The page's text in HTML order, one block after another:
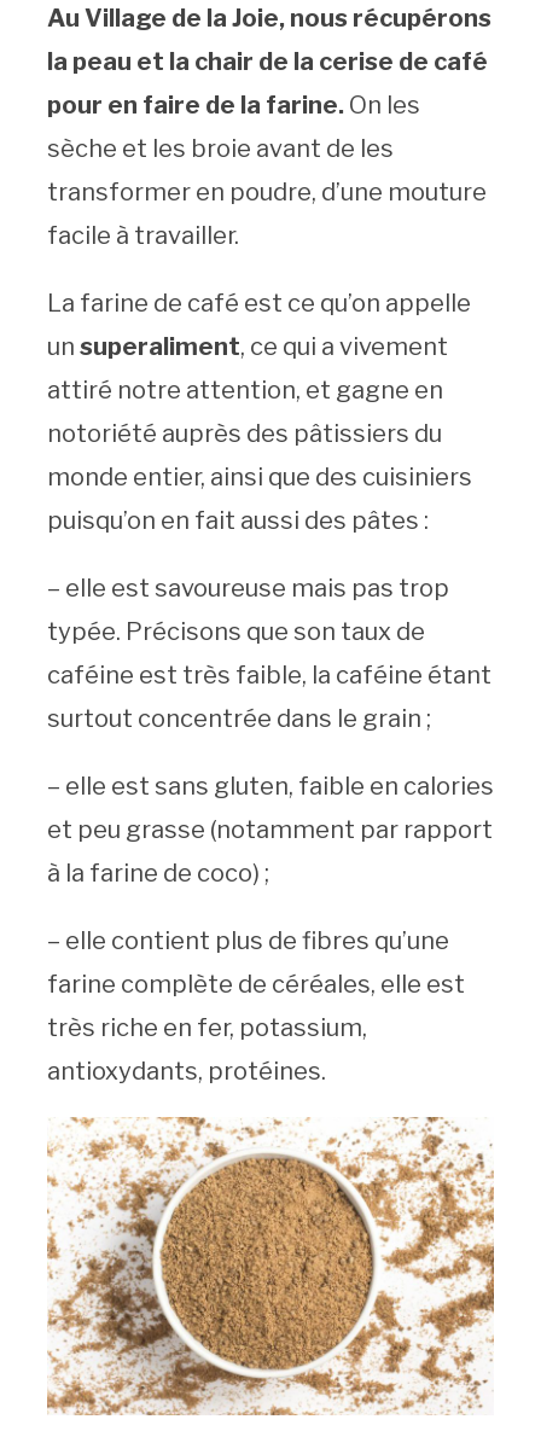
Au Village de la Joie, nous récupérons
la peau et la chair de la cerise de café
pour en faire de la farine.On les
sèche et les broie avant de les
transformer en poudre, d’une mouture
facile à travailler.
La farine de café est ce qu’on appelle
un superaliment, ce qui a vivement
attiré notre attention, et gagne en
notoriété auprès des pâtissiers du
monde entier, ainsi que des cuisiniers
puisqu’on en fait aussi des pâtes :
– elle est savoureuse mais pas trop
typée. Précisons que son taux de
caféine est très faible, la caféine étant
surtout concentrée dans le grain ;
– elle est sans gluten, faible en calories
et peu grasse (notamment par rapport
à la farine de coco) ;
– elle contient plus de fibres qu’une
farine complète de céréales, elle est
très riche en fer, potassium,
antioxydants, protéines.